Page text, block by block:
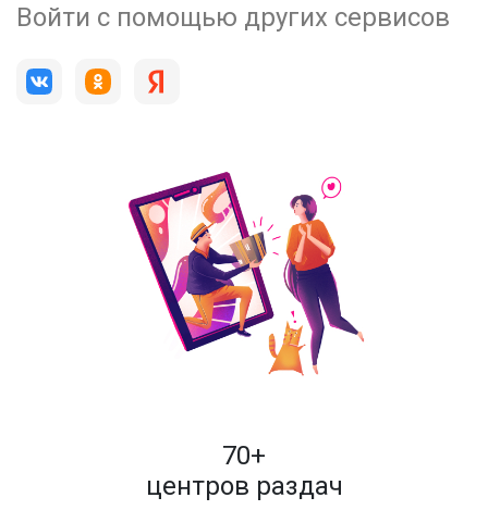
Войти с помощью других сервисов
70+
центров раздач